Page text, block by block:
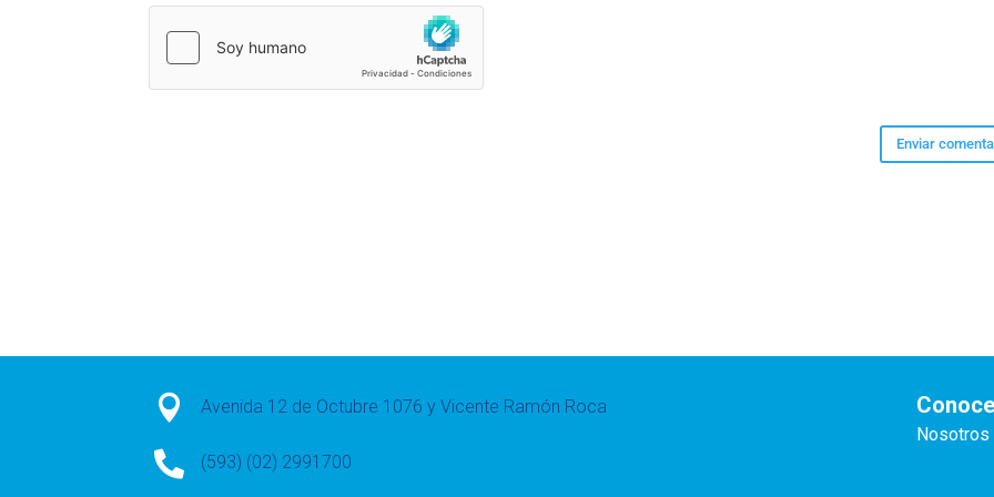
 Avenida 12 de Octubre 1076 y Vicente Ramón Roca
 (593) (02) 2991700
Nosotros